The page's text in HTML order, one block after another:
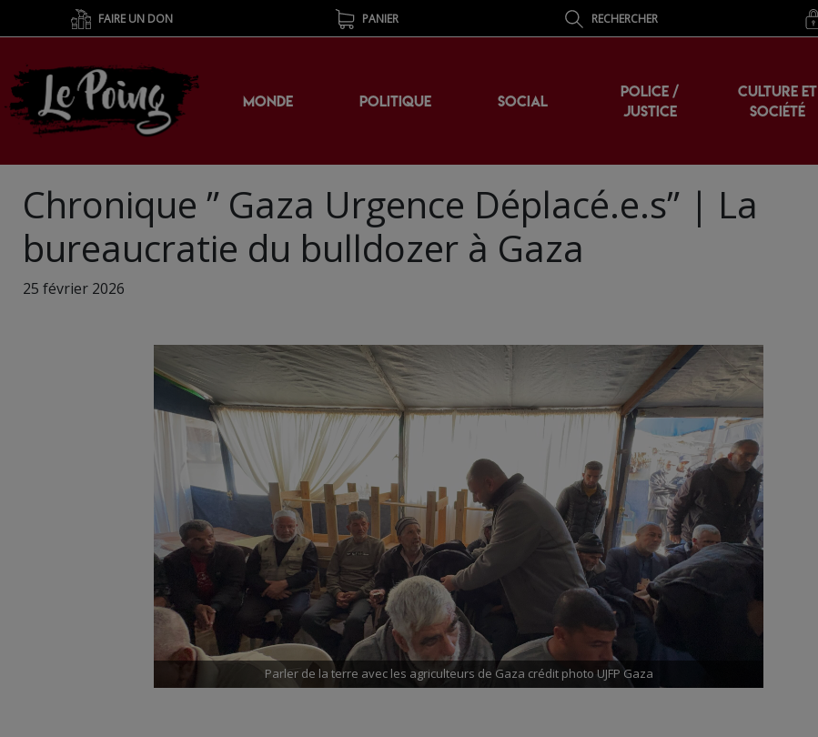
FAIRE UN DON PANIER RECHERCHER
MONDE POLITIQUE SOCIAL
POLICE /
JUSTICE
CULTURE ET
SOCIÉTÉ
Chronique ” Gaza Urgence Déplacé.e.s” | La
bureaucratie du bulldozer à Gaza
25 février 2026
Parler de la terre avec les agriculteurs de Gaza crédit photo UJFP Gaza